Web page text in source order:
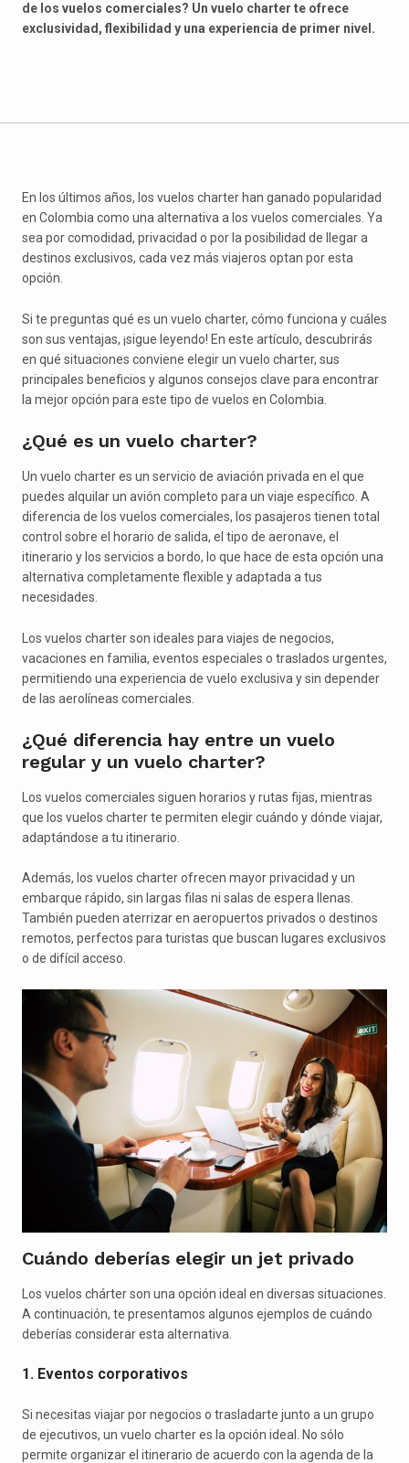
de los vuelos comerciales? Un vuelo charter te ofrece
exclusividad, flexibilidad y una experiencia de primer nivel.
En los últimos años, los vuelos charter han ganado popularidad
en Colombia como una alternativa a los vuelos comerciales. Ya
sea por comodidad, privacidad o por la posibilidad de llegar a
destinos exclusivos, cada vez más viajeros optan por esta
opción.
Si te preguntas qué es un vuelo charter, cómo funciona y cuáles
son sus ventajas, ¡sigue leyendo! En este artículo, descubrirás
en qué situaciones conviene elegir un vuelo charter, sus
principales beneficios y algunos consejos clave para encontrar
la mejor opción para este tipo de vuelos en Colombia.
¿Qué es un vuelo charter?
Un vuelo charter es un servicio de aviación privada en el que
puedes alquilar un avión completo para un viaje específico. A
diferencia de los vuelos comerciales, los pasajeros tienen total
control sobre el horario de salida, el tipo de aeronave, el
itinerario y los servicios a bordo, lo que hace de esta opción una
alternativa completamente flexible y adaptada a tus
necesidades.
Los vuelos charter son ideales para viajes de negocios,
vacaciones en familia, eventos especiales o traslados urgentes,
permitiendo una experiencia de vuelo exclusiva y sin depender
de las aerolíneas comerciales.
¿Qué diferencia hay entre un vuelo
regular y un vuelo charter?
Los vuelos comerciales siguen horarios y rutas fijas, mientras
que los vuelos charter te permiten elegir cuándo y dónde viajar,
adaptándose a tu itinerario.
Además, los vuelos charter ofrecen mayor privacidad y un
embarque rápido, sin largas filas ni salas de espera llenas.
También pueden aterrizar en aeropuertos privados o destinos
remotos, perfectos para turistas que buscan lugares exclusivos
o de difícil acceso.
Cuándo deberías elegir un jet privado
Los vuelos chárter son una opción ideal en diversas situaciones.
A continuación, te presentamos algunos ejemplos de cuándo
deberías considerar esta alternativa.
1. Eventos corporativos
Si necesitas viajar por negocios o trasladarte junto a un grupo
de ejecutivos, un vuelo charter es la opción ideal. No sólo
permite organizar el itinerario de acuerdo con la agenda de la